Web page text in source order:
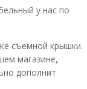
у нас по
съемной крышки.
магазине,
дополнит